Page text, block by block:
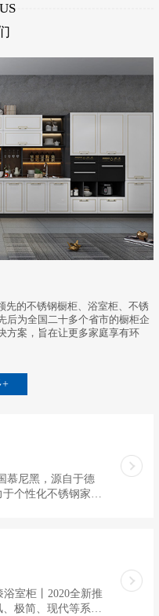
先的不锈钢橱柜、浴室柜、不锈
后为全国二十多个省市的橱柜企
方案，旨在让更多家庭享有环
+
慕尼黑，源自于德
个性化不锈钢家居
室柜丨2020全新推
极简、现代等系列